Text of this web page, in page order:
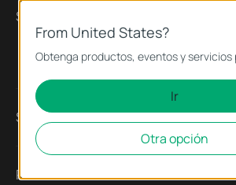
Síguenos
Sobre nosotros
Prensa
From United States?
Obtenga productos, eventos y servicios
Ir
Otra opción